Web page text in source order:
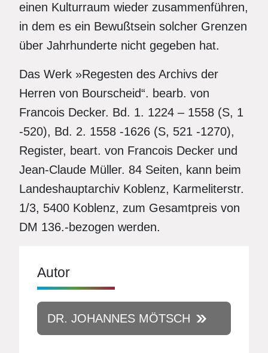
einen Kulturraum wieder zusammenführen,
in dem es ein Bewußtsein solcher Grenzen
über Jahrhunderte nicht gegeben hat.
Das Werk »Regesten des Archivs der
Herren von Bourscheid“. bearb. von
Francois Decker. Bd. 1. 1224 – 1558 (S, 1
-520), Bd. 2. 1558 -1626 (S, 521 -1270),
Register, beart. von Francois Decker und
Jean-Claude Müller. 84 Seiten, kann beim
Landeshauptarchiv Koblenz, Karmeliterstr.
1/3, 5400 Koblenz, zum Gesamtpreis von
DM 136.-bezogen werden.
Autor
DR. JOHANNES MÖTSCH